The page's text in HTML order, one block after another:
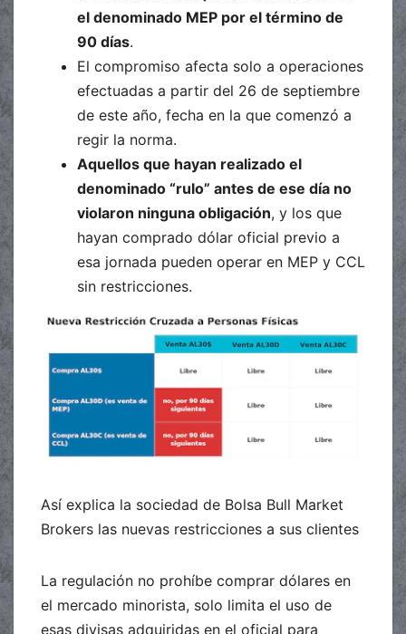
el denominado MEP por el término de
90 días.
El compromiso afecta solo a operaciones
efectuadas a partir del 26 de septiembre
de este año, fecha en la que comenzó a
regir la norma.
Aquellos que hayan realizado el
denominado “rulo” antes de ese día no
violaron ninguna obligación, y los que
hayan comprado dólar oficial previo a
esa jornada pueden operar en MEP y CCL
sin restricciones.
Así explica la sociedad de Bolsa Bull Market
Brokers las nuevas restricciones a sus clientes
La regulación no prohíbe comprar dólares en
el mercado minorista, solo limita el uso de
esas divisas adquiridas en el oficial para